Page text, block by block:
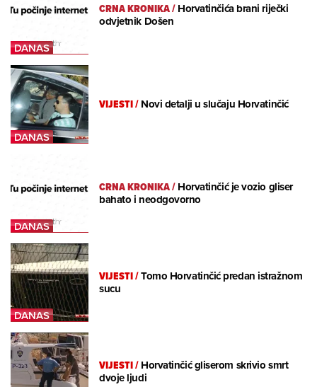
CRNA KRONIKA/Horvatinčića brani riječki
odvjetnik Došen
VIJESTI/Novi detalji u slučaju Horvatinčić
CRNA KRONIKA/Horvatinčić je vozio gliser
bahato i neodgovorno
VIJESTI/Tomo Horvatinčić predan istražnom
sucu
VIJESTI/Horvatinčić gliserom skrivio smrt
dvoje ljudi